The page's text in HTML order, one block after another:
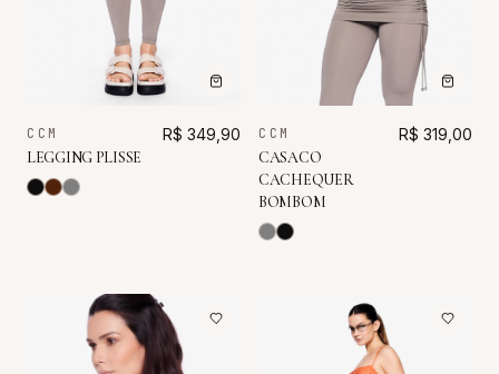
CCM
LEGGING PLISSE
R$ 349,90 CCM
CASACO
CACHEQUER
BOMBOM
R$ 319,00